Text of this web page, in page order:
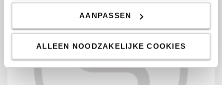
AANPASSEN
ALLEEN NOODZAKELIJKE COOKIES